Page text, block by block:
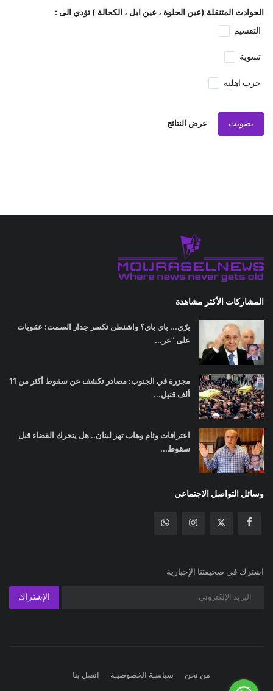
الحوادث المتنقلة (عين الحلوة ، عين ابل ، الكحالة ) تؤدي الى :
التقسيم
تسوية
حرب اهلية
تصويت عرض النتائج
المشاركات الأكثر مشاهدة
برّي... باي باي؟ واشنطن تكسر جدار الصمت: عقوبات
على "عر...
مجزرة في الجنوب: مصادر تكشف عن سقوط أكثر من 11
ألف قتيل...
اعترافات وئام وهاب تهز لبنان.. هل يتحرك القضاء قبل
سقوط...
وسائل التواصل الاجتماعي
اشترك في صحيفتنا الإخبارية
الإشتراك
من نحن سياسـة الخصوصيـة اتصل بنا